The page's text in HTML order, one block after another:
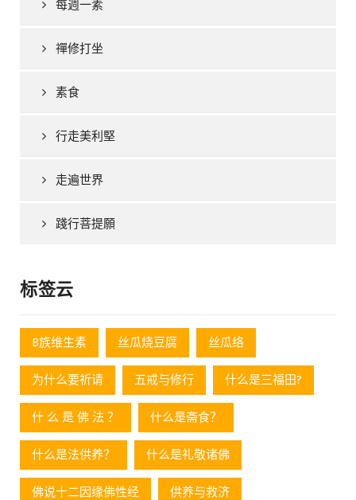
每週一素
禪修打坐
素食
行走美利堅
走遍世界
踐行菩提願
标签云
B族维生素 丝瓜烧豆腐 丝瓜络
为什么要祈请 五戒与修行 什么是三福田?
什 么 是 佛 法 ？ 什么是斋食？
什么是法供养？ 什么是礼敬诸佛
佛说十二因缘佛性经 供养与救济